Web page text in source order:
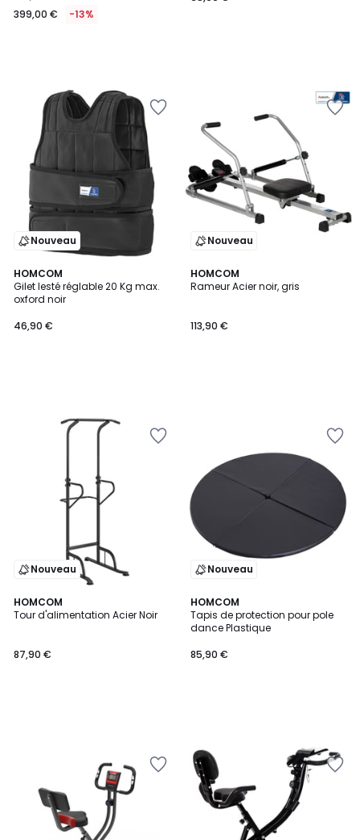
399,00 € -13%
Nouveau
HOMCOM
Gilet lesté réglable 20 Kg max.
oxford noir
46,90 €
Nouveau
HOMCOM
Rameur Acier noir, gris
113,90 €
Nouveau
HOMCOM
Tour d'alimentation Acier Noir
87,90 €
Nouveau
HOMCOM
Tapis de protection pour pole
dance Plastique
85,90 €